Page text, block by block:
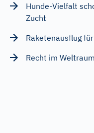
Hunde-Vielfalt
Zucht
Raketenausflug
Recht im